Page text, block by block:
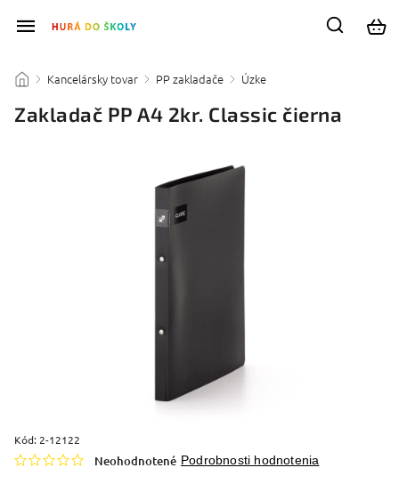
/ Kancelársky tovar / PP zakladače / Úzke
Zakladač PP A4 2kr. Classic čierna
Kód: 2-12122
Neohodnotené Podrobnosti hodnotenia